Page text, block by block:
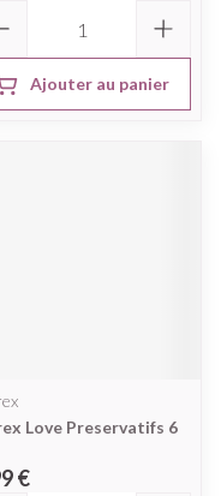
Ajouter au panier
Love Preservatifs 6
€